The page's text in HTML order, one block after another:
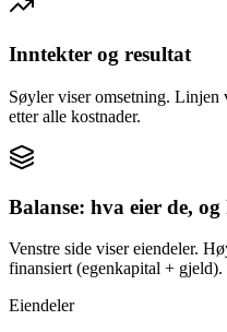
Inntekter og resultat
Søyler viser omsetning. Linjen
etter alle kostnader.
Balanse: hva eier de,
Venstre side viser eiendeler.
finansiert (egenkapital +
Eiendeler